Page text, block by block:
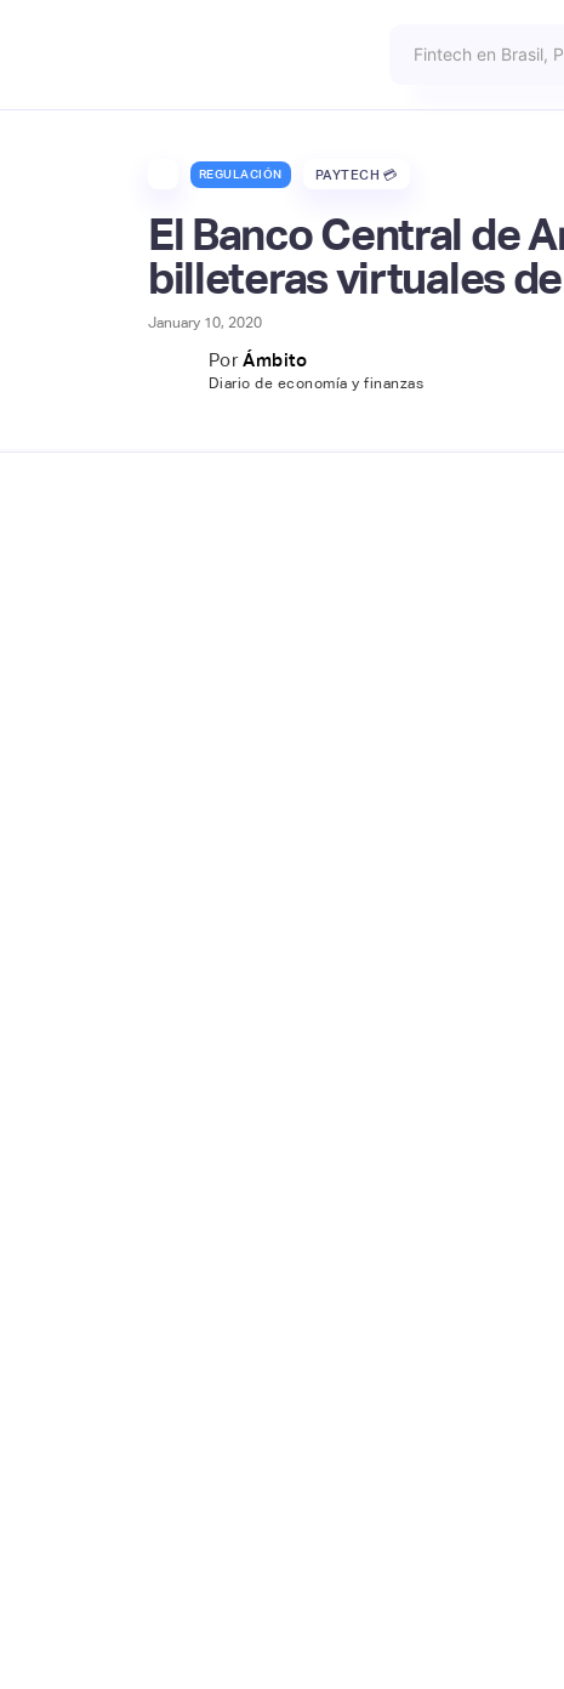
REGULACIÓN PAYTECH 💳
El Banco Central de
billeteras virtuales
January 10, 2020
Por Ámbito
Diario de economía y finanzas